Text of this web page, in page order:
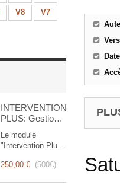
V8
V7
INTERVENTION
PLUS: Gestion
Interventions
Le module
"Intervention Plus"
révolutionnaire qui
250,00 € (500€)